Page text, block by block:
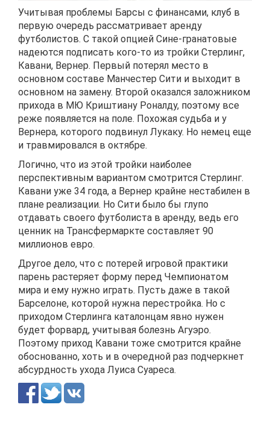
Учитывая проблемы Барсы с финансами, клуб в
первую очередь рассматривает аренду
футболистов. С такой опцией Сине-гранатовые
надеются подписать кого-то из тройки Стерлинг,
Кавани, Вернер. Первый потерял место в
основном составе Манчестер Сити и выходит в
основном на замену. Второй оказался заложником
прихода в МЮ Криштиану Роналду, поэтому все
реже появляется на поле. Похожая судьба и у
Вернера, которого подвинул Лукаку. Но немец еще
и травмировался в октябре.
Логично, что из этой тройки наиболее
перспективным вариантом смотрится Стерлинг.
Кавани уже 34 года, а Вернер крайне нестабилен в
плане реализации. Но Сити было бы глупо
отдавать своего футболиста в аренду, ведь его
ценник на Трансфермаркте составляет 90
миллионов евро.
Другое дело, что с потерей игровой практики
парень растеряет форму перед Чемпионатом
мира и ему нужно играть. Пусть даже в такой
Барселоне, которой нужна перестройка. Но с
приходом Стерлинга каталонцам явно нужен
будет форвард, учитывая болезнь Агуэро.
Поэтому приход Кавани тоже смотрится крайне
обоснованно, хоть и в очередной раз подчеркнет
абсурдность ухода Луиса Суареса.